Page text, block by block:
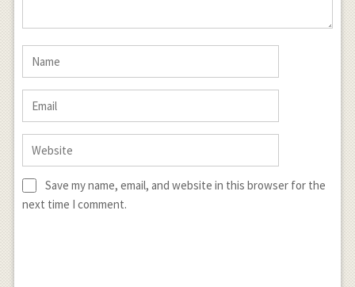
Save my name, email, and website in this browser for the
next time I comment.